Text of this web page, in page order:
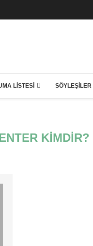
LISTESI SÖYLEŞILER
KIMDIR?